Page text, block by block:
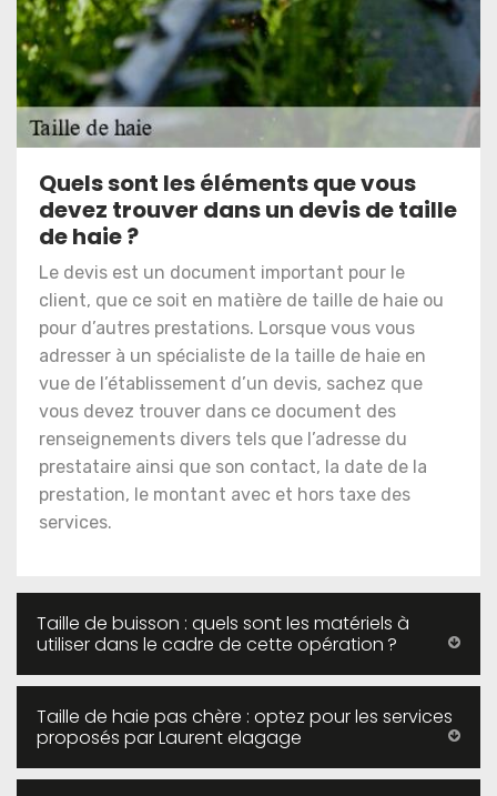
Quels sont les éléments que vous
devez trouver dans un devis de taille
de haie ?
Le devis est un document important pour le
client, que ce soit en matière de taille de haie ou
pour d’autres prestations. Lorsque vous vous
adresser à un spécialiste de la taille de haie en
vue de l’établissement d’un devis, sachez que
vous devez trouver dans ce document des
renseignements divers tels que l’adresse du
prestataire ainsi que son contact, la date de la
prestation, le montant avec et hors taxe des
services.
Taille de buisson : quels sont les matériels à
utiliser dans le cadre de cette opération ?
Taille de haie pas chère : optez pour les services
proposés par Laurent elagage